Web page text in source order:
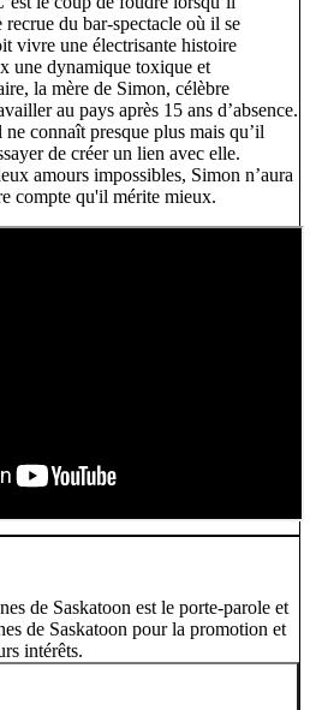
du bar-spectacle où il se
vivre une électrisante histoire
une dynamique toxique et
la mère de Simon, célèbre
au pays après 15 ans d’absence.
connaît presque plus mais qu’il
de créer un lien avec elle.
amours impossibles, Simon n’aura
compte qu'il mérite mieux.
de Saskatoon est le porte-parole et
de Saskatoon pour la promotion et
intérêts.